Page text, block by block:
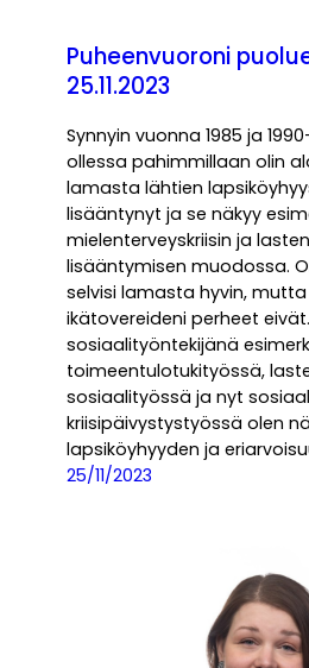
Puheenvuoroni
25.11.2023
Synnyin vuonna 1985 ja
ollessa pahimmillaan olin
lamasta lähtien
lisääntynyt ja se näkyy
mielenterveyskriisin ja
lisääntymisen muodossa.
selvisi lamasta hyvin, mutta
ikätovereideni perheet
sosiaalityöntekijänä
toimeentulotukityössä,
sosiaalityössä ja nyt
kriisipäivystystyössä olen
lapsiköyhyyden ja
25/11/2023